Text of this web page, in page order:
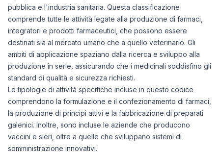
pubblica e l'industria sanitaria. Questa classificazione
comprende tutte le attività legate alla produzione di farmaci,
integratori e prodotti farmaceutici, che possono essere
destinati sia al mercato umano che a quello veterinario. Gli
ambiti di applicazione spaziano dalla ricerca e sviluppo alla
produzione in serie, assicurando che i medicinali soddisfino gli
standard di qualità e sicurezza richiesti.
Le tipologie di attività specifiche incluse in questo codice
comprendono la formulazione e il confezionamento di farmaci,
la produzione di principi attivi e la fabbricazione di preparati
galenici. Inoltre, sono incluse le aziende che producono
vaccini e sieri, oltre a quelle che sviluppano sistemi di
somministrazione innovativi.